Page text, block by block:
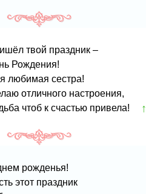
твой праздник –
Рождения!
любимая сестра!
отличного настроения,
чтоб к счастью привела!
↑
рожденья!
этот праздник